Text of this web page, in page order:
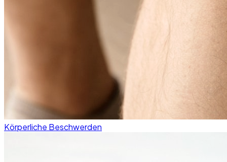
Körperliche Beschwerden